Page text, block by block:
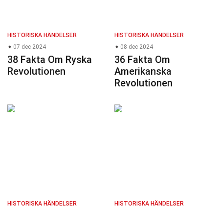
HISTORISKA HÄNDELSER
07 dec 2024
38 Fakta Om Ryska
Revolutionen
HISTORISKA HÄNDELSER
08 dec 2024
36 Fakta Om
Amerikanska
Revolutionen
HISTORISKA HÄNDELSER
HISTORISKA HÄNDELSER